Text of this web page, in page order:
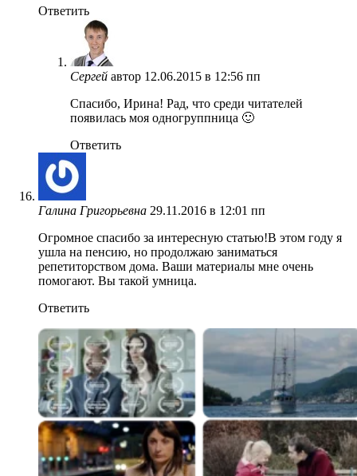
Ответить
Сергей автор 12.06.2015 в 12:56 пп
Спасибо, Ирина! Рад, что среди читателей
появилась моя одногруппница 🙂
Ответить
Галина Григорьевна 29.11.2016 в 12:01 пп
Огромное спасибо за интересную статью!В этом году я
ушла на пенсию, но продолжаю заниматься
репетиторством дома. Ваши материалы мне очень
помогают. Вы такой умница.
Ответить